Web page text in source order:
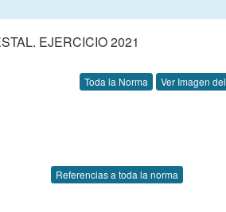
EJERCICIO 2021
Toda la Norma Ver Imagen
Referencias a toda la norma